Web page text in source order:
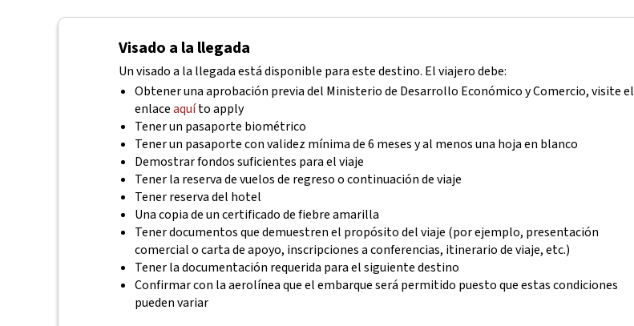
Visado a la llegada
Un visado a la llegada está disponible para este destino. El viajero debe:
Obtener una aprobación previa del Ministerio de Desarrollo Económico y Comercio, visite el
enlaceaquíto apply
Tener un pasaporte biométrico
Tener un pasaporte con validez mínima de 6 meses y al menos una hoja en blanco
Demostrar fondos suficientes para el viaje
Tener la reserva de vuelos de regreso o continuación de viaje
Tener reserva del hotel
Una copia de un certificado de fiebre amarilla
Tener documentos que demuestren el propósito del viaje (por ejemplo, presentación
comercial o carta de apoyo, inscripciones a conferencias, itinerario de viaje, etc.)
Tener la documentación requerida para el siguiente destino
Confirmar con la aerolínea que el embarque será permitido puesto que estas condiciones
pueden variar